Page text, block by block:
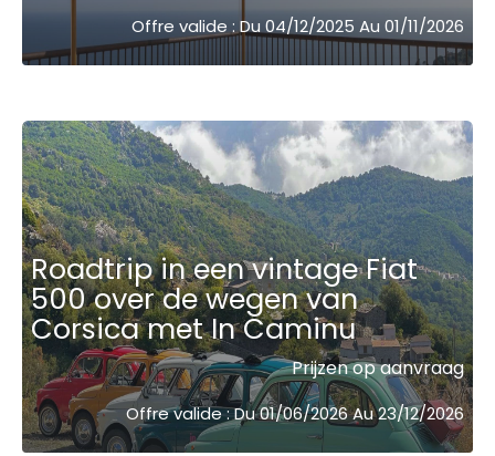
Offre valide : Du 04/12/2025 Au 01/11/2026
Roadtrip in een vintage Fiat
500 over de wegen van
Corsica met In Caminu
Prijzen op aanvraag
Offre valide : Du 01/06/2026 Au 23/12/2026